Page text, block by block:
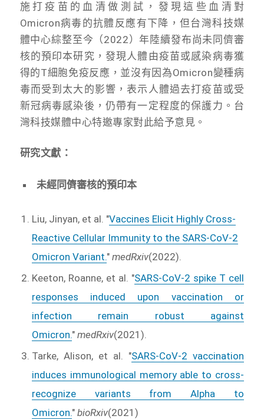
施打疫苗的血清做測試，發現這些血清對
Omicron病毒的抗體反應有下降，但台灣科技媒
體中心綜整至今（2022）年陸續發布尚未同儕審
核的預印本研究，發現人體由疫苗或感染病毒獲
得的T細胞免疫反應，並沒有因為Omicron變種病
毒而受到太大的影響，表示人體過去打疫苗或受
新冠病毒感染後，仍帶有一定程度的保護力。台
灣科技媒體中心特邀專家對此給予意見。
研究文獻：
未經同儕審核的預印本
Liu, Jinyan, et al. "Vaccines Elicit Highly Cross-
Reactive Cellular Immunity to the SARS-CoV-2
Omicron Variant." medRxiv(2022).
Keeton, Roanne, et al. "SARS-CoV-2 spike T cell
responses induced upon vaccination or
infection remain robust against
Omicron." medRxiv(2021).
Tarke, Alison, et al. "SARS-CoV-2 vaccination
induces immunological memory able to cross-
recognize variants from Alpha to
Omicron." bioRxiv(2021)